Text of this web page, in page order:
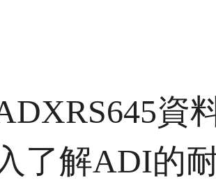
資
了解ADI的